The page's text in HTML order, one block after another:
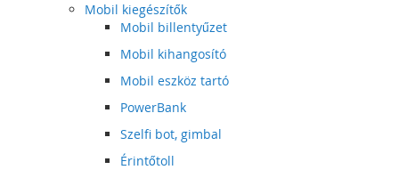
Mobil kiegészítők
Mobil billentyűzet
Mobil kihangosító
Mobil eszköz tartó
PowerBank
Szelfi bot, gimbal
Érintőtoll